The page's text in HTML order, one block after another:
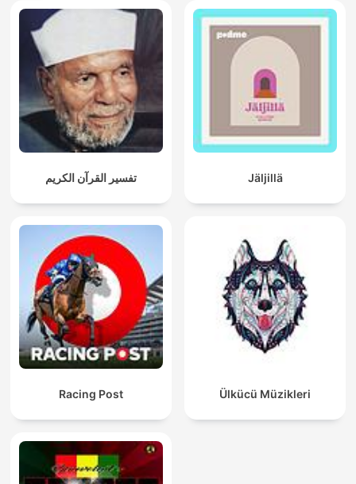
تفسير القرآن الكريم Jäljillä
Racing Post Ülkücü Müzikleri